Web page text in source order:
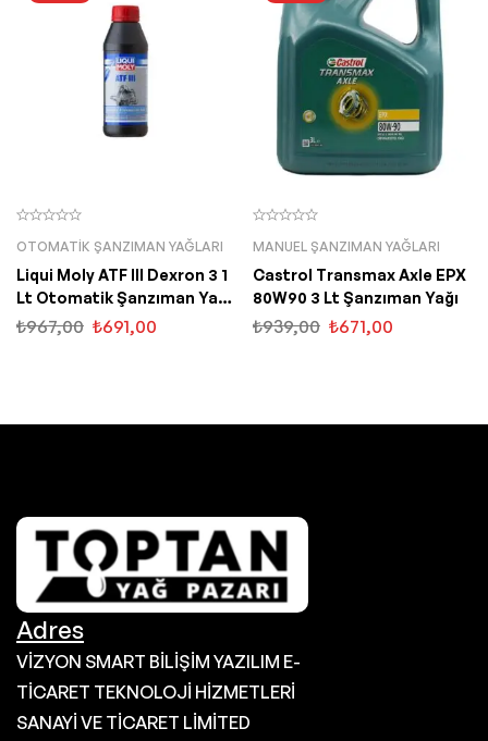
OTOMATIK ŞANZIMAN YAĞLARI
Liqui Moly ATF III Dexron 3 1
Lt Otomatik Şanzıman Yağı
(1043)
₺967,00 ₺691,00
MANUEL ŞANZIMAN YAĞLARI
Castrol Transmax Axle EPX
80W90 3 Lt Şanzıman Yağı
₺939,00 ₺671,00
Adres
VİZYON SMART BİLİŞİM YAZILIM E-
TİCARET TEKNOLOJİ HİZMETLERİ
SANAYİ VE TİCARET LİMİTED